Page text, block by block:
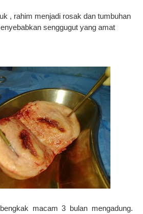
, rahim menjadi rosak dan tumbuhan
senggugut yang amat
macam 3 bulan mengadung.